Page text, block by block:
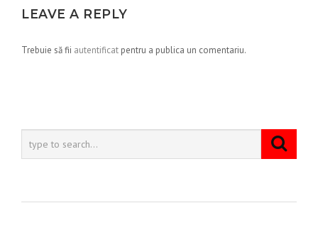
LEAVE A REPLY
Trebuie să fii autentificat pentru a publica un comentariu.